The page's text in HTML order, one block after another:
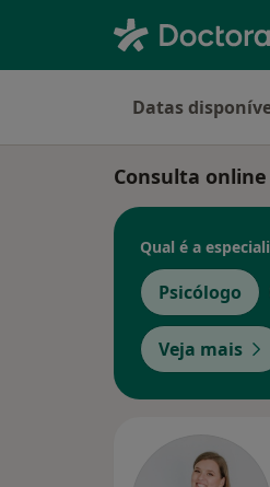
Datas
Consulta
Qual é a
Psicólogo
Veja mais